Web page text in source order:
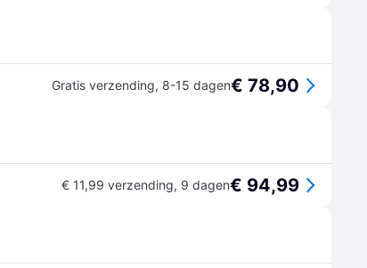
Gratis verzending, 8-15 dagen€ 78,90
€ 11,99 verzending, 9 dagen€ 94,99